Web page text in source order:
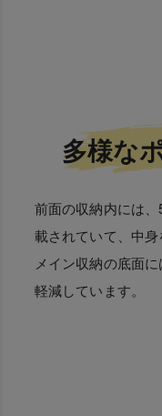
多様な
前面の収納内には
載されていて、中
メイン収納の底面
軽減しています。